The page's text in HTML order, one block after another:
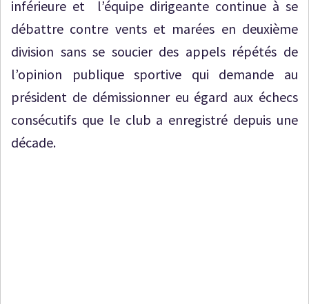
inférieure et l’équipe dirigeante continue à se
débattre contre vents et marées en deuxième
division sans se soucier des appels répétés de
l’opinion publique sportive qui demande au
président de démissionner eu égard aux échecs
consécutifs que le club a enregistré depuis une
décade.